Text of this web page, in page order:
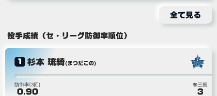
全て見る
投手成績（セ・リーグ防御率順位）
1 杉本 琉綺(まつだこの)
防御率(3回)
0.90
奪三振
3